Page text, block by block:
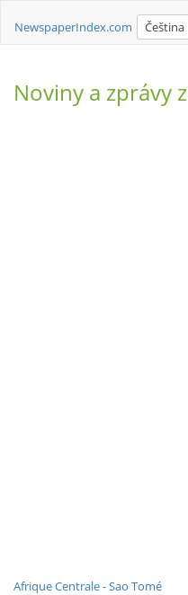
NewspaperIndex.com Čeština
Noviny a zprávy z
Afrique Centrale - Sao Tomé